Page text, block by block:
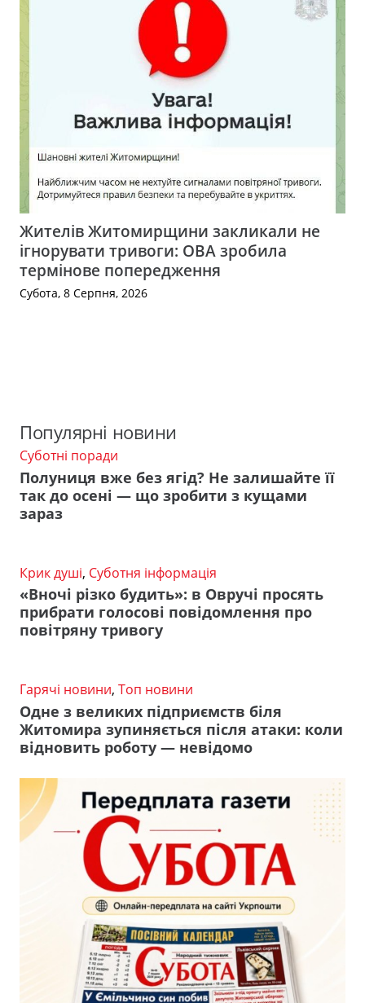
Жителів Житомирщини закликали не
ігнорувати тривоги: ОВА зробила
термінове попередження
Субота, 8 Серпня, 2026
Популярні новини
Суботні поради
Полуниця вже без ягід? Не залишайте її
так до осені — що зробити з кущами
зараз
Крик душі, Суботня інформація
«Вночі різко будить»: в Овручі просять
прибрати голосові повідомлення про
повітряну тривогу
Гарячі новини, Топ новини
Одне з великих підприємств біля
Житомира зупиняється після атаки: коли
відновить роботу — невідомо